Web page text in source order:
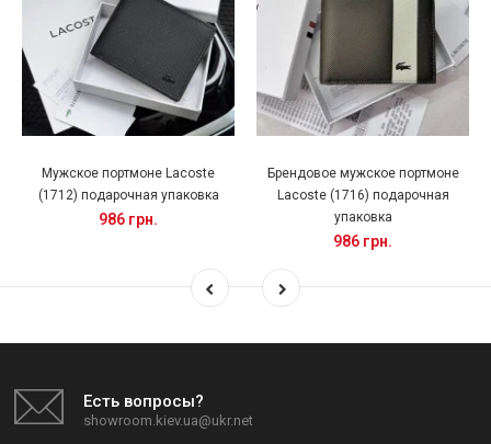
Мужское портмоне Lacoste
(1712) подарочная упаковка
986 грн.
Брендовое мужское портмоне
Lacoste (1716) подарочная
упаковка
986 грн.
Есть вопросы?
showroom.kiev.ua@ukr.net